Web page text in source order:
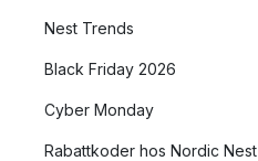
Nest Trends
Black Friday 2026
Cyber Monday
Rabattkoder hos Nordic Nest